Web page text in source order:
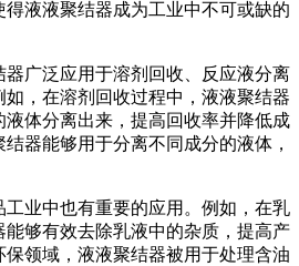
液液聚结器成为工业中不可或缺的
广泛应用于溶剂回收、反应液分离
如，在溶剂回收过程中，液液聚结器
体分离出来，提高回收率并降低成
器能够用于分离不同成分的液体，
业中也有重要的应用。例如，在乳
够有效去除乳液中的杂质，提高产
领域，液液聚结器被用于处理含油